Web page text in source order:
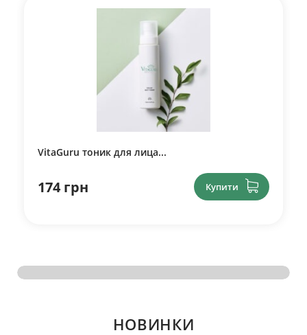
VitaGuru тоник для лица...
174 грн Купити
НОВИНКИ